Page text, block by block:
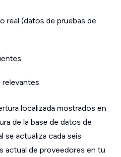
real (datos de pruebas de
localizada mostrados en
de la base de datos de
se actualiza cada seis
actual de proveedores en tu